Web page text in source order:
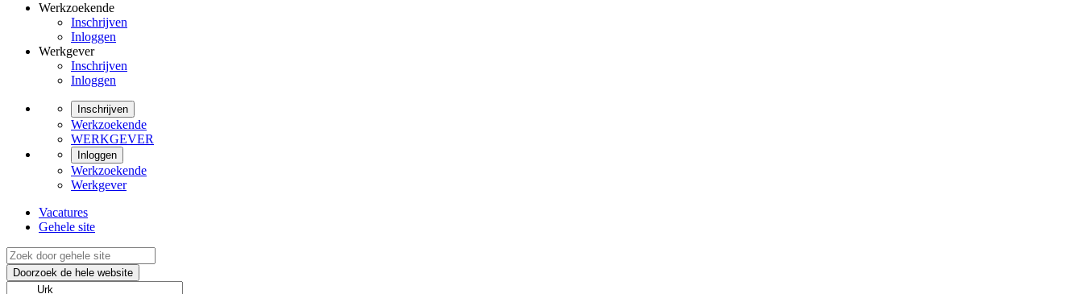
Werkzoekende
Inschrijven
Inloggen
Werkgever
Inschrijven
Inloggen
Inschrijven
Werkzoekende
WERKGEVER
Inloggen
Werkzoekende
Werkgever
Vacatures
Gehele site